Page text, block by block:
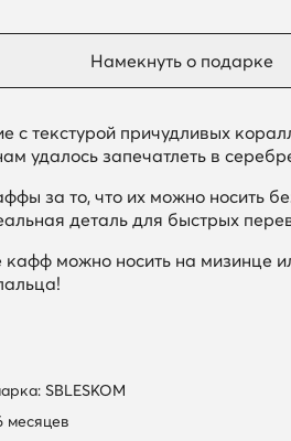
с текстурой причудливых
удалось запечатлеть в
за то, что их можно носить
деталь для быстрых
кафф можно носить на мизинце
SBLESKOM
месяцев